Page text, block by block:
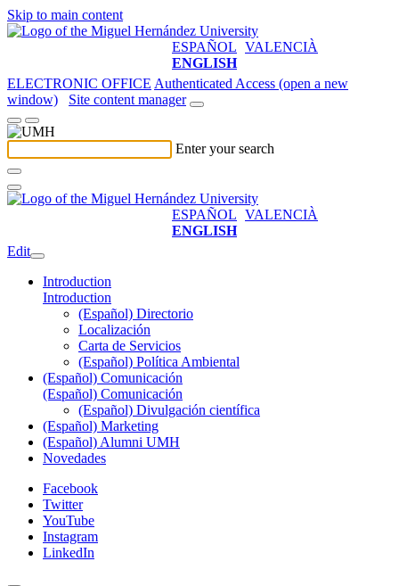
Skip to main content
ESPAÑOL VALENCIÀ
ENGLISH
ELECTRONIC OFFICE Authenticated Access (open a new
window)
Site content manager
Enter your search
ESPAÑOL VALENCIÀ
ENGLISH
Edit
Introduction
Introduction
(Español) Directorio
Localización
Carta de Servicios
(Español) Política Ambiental
(Español) Comunicación
(Español) Comunicación
(Español) Divulgación científica
(Español) Marketing
(Español) Alumni UMH
Novedades
Facebook
Twitter
YouTube
Instagram
LinkedIn